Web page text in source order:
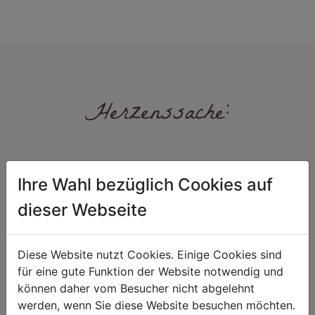
Herzenssache:
Unser Sortiment steht für ein
positives Lebensgefühl. Wir
schenken natürliche, stilvolle
Momente für harmonische Stunden
Nicht immer ist der günstigste Preis
auch ein guter Preis. Wir handeln
fair – im Hinblick auf unsere
Kalkulation, angemessene
Ihre Wahl bezüglich Cookies auf
dieser Webseite
Diese Website nutzt Cookies. Einige Cookies sind
für eine gute Funktion der Website notwendig und
können daher vom Besucher nicht abgelehnt
werden, wenn Sie diese Website besuchen möchten.